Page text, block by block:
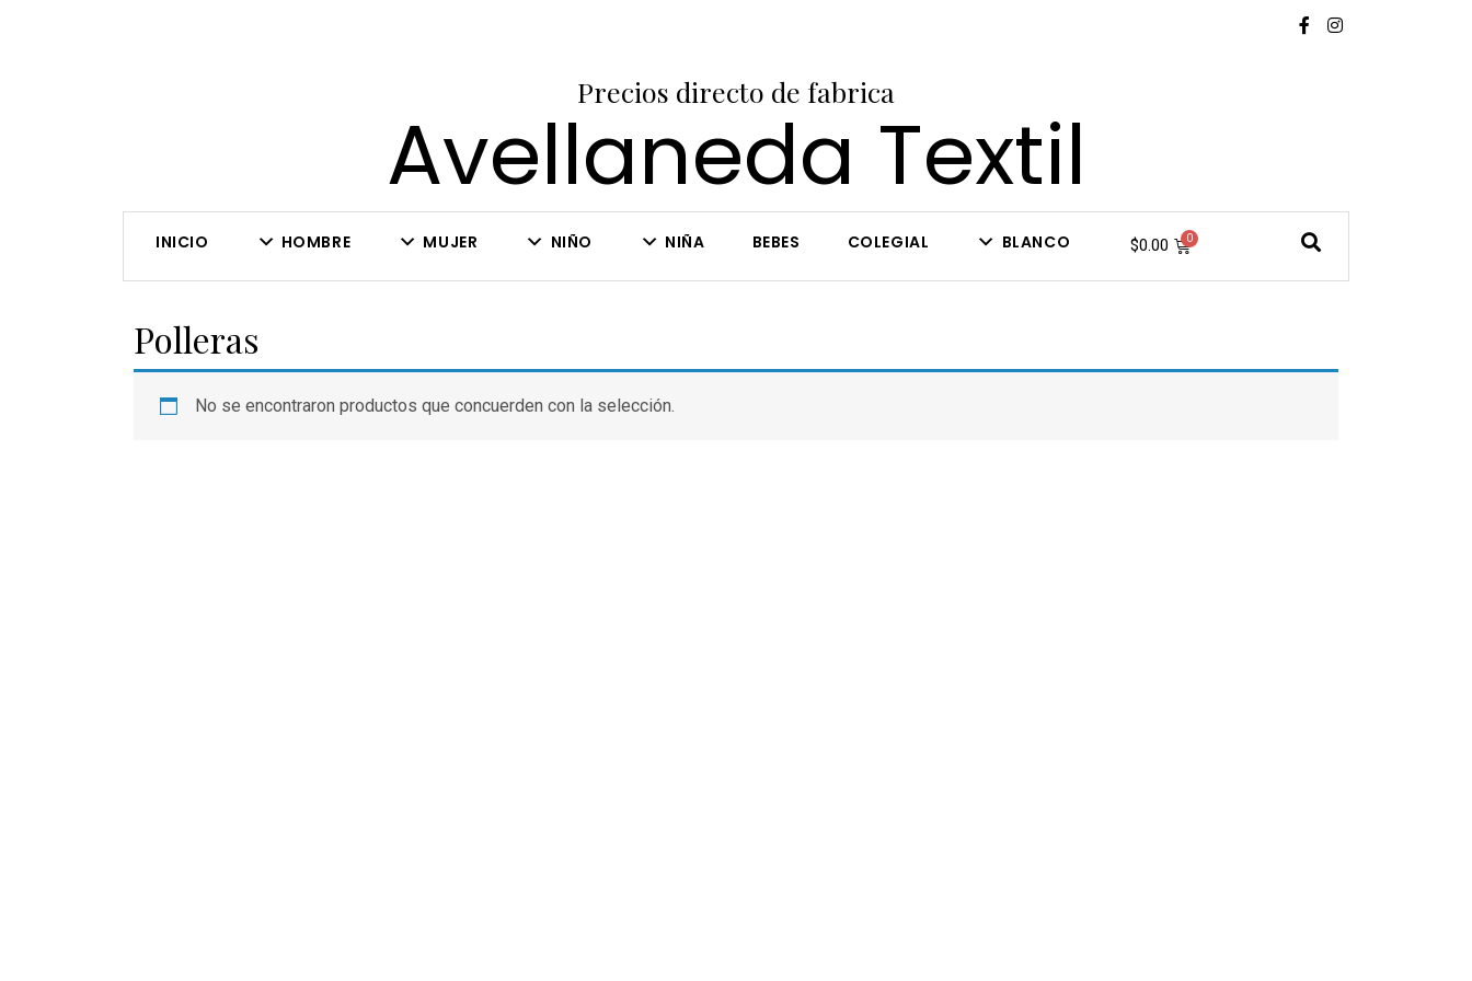
Precios directo de fabrica
Avellaneda Textil
INICIO HOMBRE MUJER NIÑO NIÑA BEBES COLEGIAL BLANCO $0.00
Polleras
No se encontraron productos que concuerden con la selección.